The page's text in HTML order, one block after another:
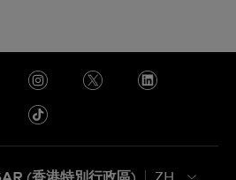
(香港特別行政區)
ZH